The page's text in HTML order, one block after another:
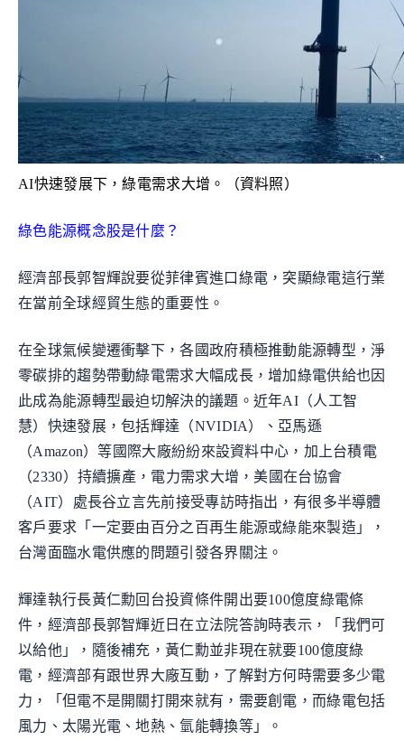
AI快速發展下，綠電需求大增。（資料照）
綠色能源概念股是什麼？
經濟部長郭智輝說要從菲律賓進口綠電，突顯綠電這行業
在當前全球經貿生態的重要性。
在全球氣候變遷衝擊下，各國政府積極推動能源轉型，淨
零碳排的趨勢帶動綠電需求大幅成長，增加綠電供給也因
此成為能源轉型最迫切解決的議題。近年AI（人工智
慧）快速發展，包括輝達（NVIDIA）、亞馬遜
（Amazon）等國際大廠紛紛來設資料中心，加上台積電
（2330）持續擴產，電力需求大增，美國在台協會
（AIT）處長谷立言先前接受專訪時指出，有很多半導體
客戶要求「一定要由百分之百再生能源或綠能來製造」，
台灣面臨水電供應的問題引發各界關注。
輝達執行長黃仁勳回台投資條件開出要100億度綠電條
件，經濟部長郭智輝近日在立法院答詢時表示，「我們可
以給他」，隨後補充，黃仁勳並非現在就要100億度綠
電，經濟部有跟世界大廠互動，了解對方何時需要多少電
力，「但電不是開關打開來就有，需要創電，而綠電包括
風力、太陽光電、地熱、氫能轉換等」。